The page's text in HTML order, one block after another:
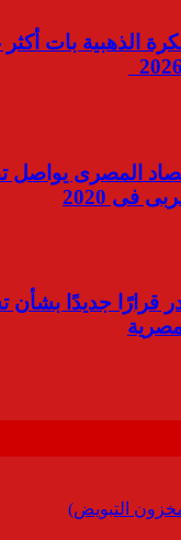
الذهبية بات
المصرى
فى 2020
قرارًا جديدًا بشأن
التبويض)